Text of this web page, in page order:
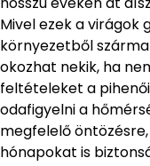
Mivel ezek a virágok
környezetből
okozhat nekik, ha
feltételeket a
odafigyelni a
megfelelő
hónapokat is